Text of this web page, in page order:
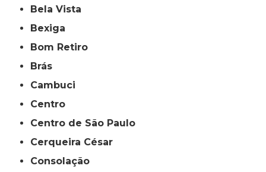
Bela Vista
Bexiga
Bom Retiro
Brás
Cambuci
Centro
Centro de São Paulo
Cerqueira César
Consolação